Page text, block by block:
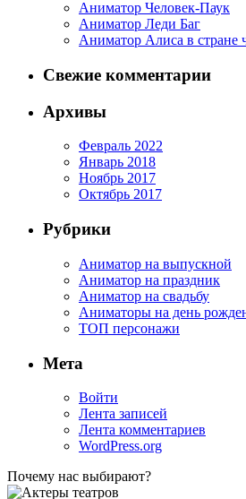
Аниматор Человек-Паук
Аниматор Леди Баг
Аниматор Алиса в стране
Свежие комментарии
Архивы
Февраль 2022
Январь 2018
Ноябрь 2017
Октябрь 2017
Рубрики
Аниматор на выпускной
Аниматор на праздник
Аниматор на свадьбу
Аниматоры на день
ТОП персонажи
Мета
Войти
Лента записей
Лента комментариев
WordPress.org
Почему нас выбирают?